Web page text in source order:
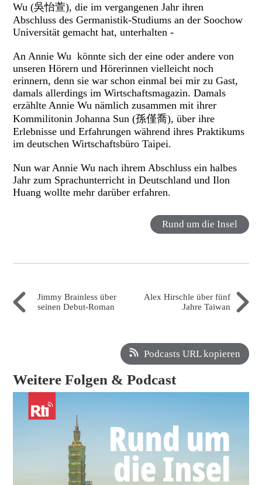
Wu (吳怡萱), die im vergangenen Jahr ihren
Abschluss des Germanistik-Studiums an der Soochow
Universität gemacht hat, unterhalten -
An Annie Wu könnte sich der eine oder andere von
unseren Hörern und Hörerinnen vielleicht noch
erinnern, denn sie war schon einmal bei mir zu Gast,
damals allerdings im Wirtschaftsmagazin. Damals
erzählte Annie Wu nämlich zusammen mit ihrer
Kommilitonin Johanna Sun (孫僅喬), über ihre
Erlebnisse und Erfahrungen während ihres Praktikums
im deutschen Wirtschaftsbüro Taipei.
Nun war Annie Wu nach ihrem Abschluss ein halbes
Jahr zum Sprachunterricht in Deutschland und Ilon
Huang wollte mehr darüber erfahren.
Rund um die Insel
Jimmy Brainless über
seinen Debut-Roman
Alex Hirschle über fünf
Jahre Taiwan
Podcasts URL kopieren
Weitere Folgen & Podcast